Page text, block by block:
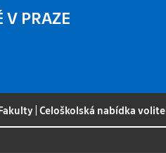
V PRAZE
|Celoškolská nabídka